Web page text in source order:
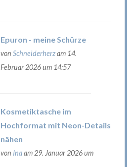
Epuron - meine Schürze
von Schneiderherzam 14.
Februar 2026 um 14:57
Kosmetiktasche im
Hochformat mit Neon-Details
nähen
von Inaam 29. Januar 2026 um